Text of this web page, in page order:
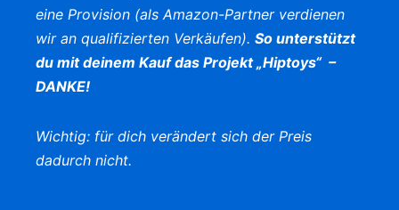
eine Provision (als Amazon-Partner verdienen
wir an qualifizierten Verkäufen). So unterstützt
du mit deinem Kauf das Projekt „Hiptoys“ –
DANKE!
Wichtig: für dich verändert sich der Preis
dadurch nicht.